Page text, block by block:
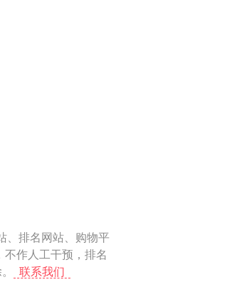
、排名网站、购物平
作人工干预，排名
联系我们